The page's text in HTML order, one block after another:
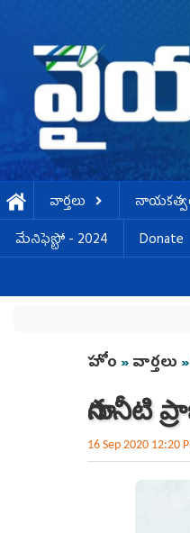
వార్తలు
మేనిఫెస్టో - 2024
Donate
You are
హోం »వార్తలు
సాగునీటి
16 Sep 2020 12:20